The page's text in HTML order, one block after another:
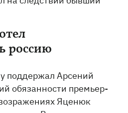
россию
поддержал Арсений
обязанности премьер-
Яценюк